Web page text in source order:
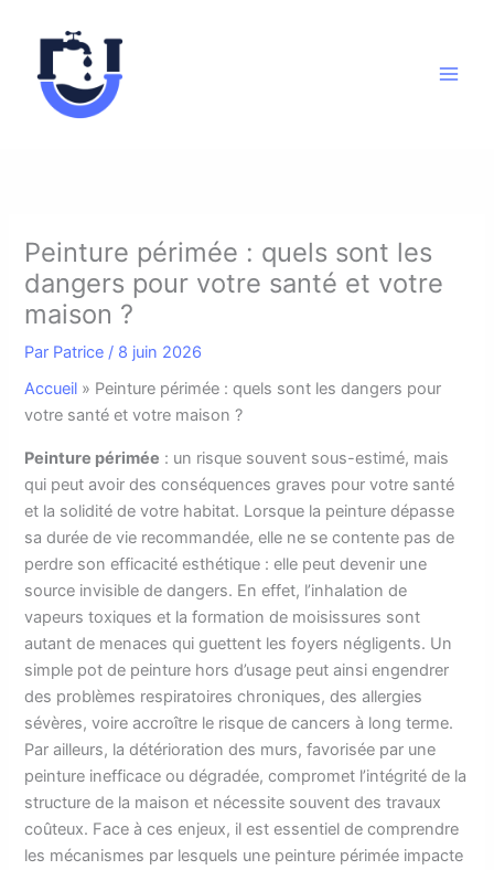
Peinture périmée : quels sont les
dangers pour votre santé et votre
maison ?
Par Patrice / 8 juin 2026
Accueil » Peinture périmée : quels sont les dangers pour
votre santé et votre maison ?
Peinture périmée : un risque souvent sous-estimé, mais
qui peut avoir des conséquences graves pour votre santé
et la solidité de votre habitat. Lorsque la peinture dépasse
sa durée de vie recommandée, elle ne se contente pas de
perdre son efficacité esthétique : elle peut devenir une
source invisible de dangers. En effet, l’inhalation de
vapeurs toxiques et la formation de moisissures sont
autant de menaces qui guettent les foyers négligents. Un
simple pot de peinture hors d’usage peut ainsi engendrer
des problèmes respiratoires chroniques, des allergies
sévères, voire accroître le risque de cancers à long terme.
Par ailleurs, la détérioration des murs, favorisée par une
peinture inefficace ou dégradée, compromet l’intégrité de la
structure de la maison et nécessite souvent des travaux
coûteux. Face à ces enjeux, il est essentiel de comprendre
les mécanismes par lesquels une peinture périmée impacte